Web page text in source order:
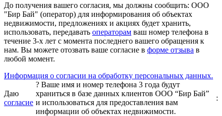
До получения вашего согласия, мы должны сообщить: ООО
"Бир Бай" (оператор) для информирования об объектах
недвижимости, предложениях и акциях будет хранить,
использовать, передавать операторам ваш номер телефона в
течение 3-х лет с момента последнего вашего обращения к
нам. Вы можете отозвать ваше согласие в форме отзыва в
любой момент.
Информация о согласии на обработку персональных данных.
Даю
согласие
? Ваше имя и номер телефона 3 года будут
храниться в базе данных клиентов ООО “Бир Бай”
и использоваться для предоставления вам
информации об объектах недвижимости.
: